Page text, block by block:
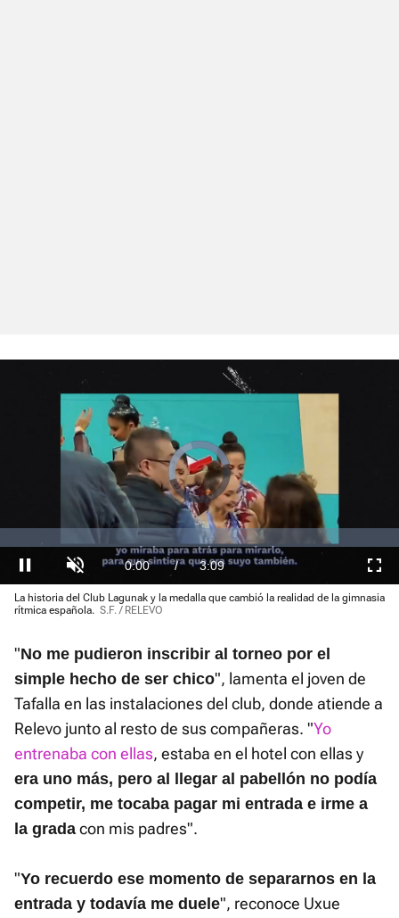
Video
Player
is
loading.
Pausa Unmute Current
Time
0:00 / Duration
3:09
:
0.00%
La historia del Club Lagunak y la medalla que cambió la realidad de la gimnasia
rítmica española. S.F. / RELEVO
"No me pudieron inscribir al torneo por el
simple hecho de ser chico", lamenta el joven de
Tafalla en las instalaciones del club, donde atiende a
Relevo junto al resto de sus compañeras. "Yo
entrenaba con ellas, estaba en el hotel con ellas y
era uno más, pero al llegar al pabellón no podía
competir, me tocaba pagar mi entrada e irme a
la grada con mis padres".
"Yo recuerdo ese momento de separarnos en la
entrada y todavía me duele", reconoce Uxue